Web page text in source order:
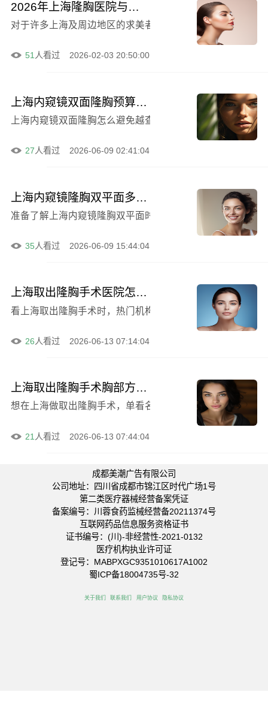
2026年上海隆胸医院与医生深度解析：徐汇区中心医院整形科技术如何？附实力医师推荐与费用参考
对于许多上海及周边地区的求美者来说，选择一家靠谱的医
2026-02-03 20:50:00
51人看过
上海内窥镜双面隆胸预算规划参考, 面诊前先问假体型号、切口方式和术后复查安排
2026-06-09 02:41:04
27人看过
上海内窥镜隆胸双平面多少钱比较合理 含医院和医生说明
准备了解上海内窥镜隆胸双平面时，先把可选医院放在一起
2026-06-09 15:44:04
35人看过
上海取出隆胸手术医院怎么选 这几个对比点建议先看
2026-06-13 07:14:04
26人看过
上海取出隆胸手术胸部方向参考, 含医院医生和价格
2026-06-13 07:44:04
21 人看过
成都美潮广告有限公司
公司地址：四川省成都市锦江区时代广场1号
第二类医疗器械经营备案凭证
备案编号：川蓉食药监械经营备20211374号
互联网药品信息服务资格证书
证书编号：(川)-非经营性-2021-0132
医疗机构执业许可证
登记号：MABPXGC9351010617A1002
蜀ICP备18004735号-32
关于我们 联系我们 用户协议 隐私协议